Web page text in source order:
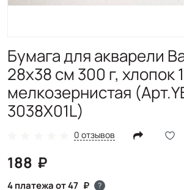
Бумага для акварели
28х38 см 300 г, хлопок
мелкозернистая
3038X01L)
0 отзывов
188
4 платежа от 47 ?